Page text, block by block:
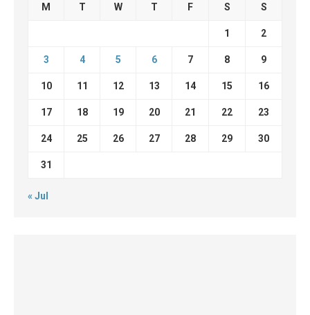
M T W T F S S
1 2
3 4 5 6 7 8 9
10 11 12 13 14 15 16
17 18 19 20 21 22 23
24 25 26 27 28 29 30
31
« Jul